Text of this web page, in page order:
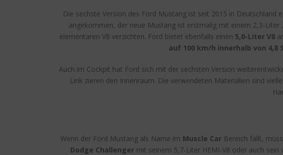
Die sechste Version des Ford Mustang ist seit 2015 in
angekommen, der neue Mustang ist erstmalig mit einem 2,3-Liter
elementaren V8 verzichten. Ford bietet ebenfalls einen 5,0-Liter V8
auf 100 km/h innerhalb von 4,8
Auch im Cockpit hat Ford sich mit der sechsten Version
Link zieren den Innenraum. Die verwendeten Materialien sind
Wenn der Ford Mustang als Name im Muscle Car Bereich fällt,
Dodge Challengermit seinem 5,7-Liter HEMI-V8 oder auch sein